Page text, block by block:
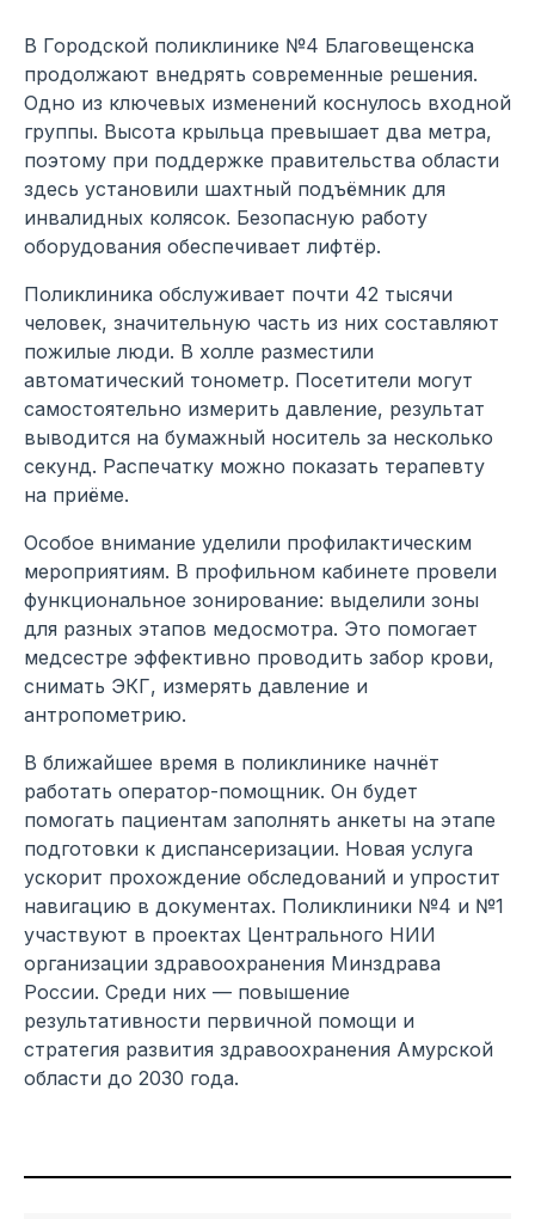
В Городской поликлинике №4 Благовещенска
продолжают внедрять современные решения.
Одно из ключевых изменений коснулось входной
группы. Высота крыльца превышает два метра,
поэтому при поддержке правительства области
здесь установили шахтный подъёмник для
инвалидных колясок. Безопасную работу
оборудования обеспечивает лифтёр.
Поликлиника обслуживает почти 42 тысячи
человек, значительную часть из них составляют
пожилые люди. В холле разместили
автоматический тонометр. Посетители могут
самостоятельно измерить давление, результат
выводится на бумажный носитель за несколько
секунд. Распечатку можно показать терапевту
на приёме.
Особое внимание уделили профилактическим
мероприятиям. В профильном кабинете провели
функциональное зонирование: выделили зоны
для разных этапов медосмотра. Это помогает
медсестре эффективно проводить забор крови,
снимать ЭКГ, измерять давление и
антропометрию.
В ближайшее время в поликлинике начнёт
работать оператор-помощник. Он будет
помогать пациентам заполнять анкеты на этапе
подготовки к диспансеризации. Новая услуга
ускорит прохождение обследований и упростит
навигацию в документах. Поликлиники №4 и №1
участвуют в проектах Центрального НИИ
организации здравоохранения Минздрава
России. Среди них — повышение
результативности первичной помощи и
стратегия развития здравоохранения Амурской
области до 2030 года.